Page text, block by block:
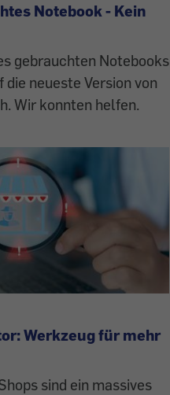
Notebook - Kein
gebrauchten Notebooks
neueste Version von
Wir konnten helfen.
Werkzeug für mehr
sind ein massives